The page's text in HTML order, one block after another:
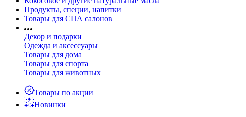
Продукты, специи, напитки
Товары для СПА салонов
Декор и подарки
Одежда и аксессуары
Товары для дома
Товары для спорта
Товары для животных
Товары по акции
Новинки